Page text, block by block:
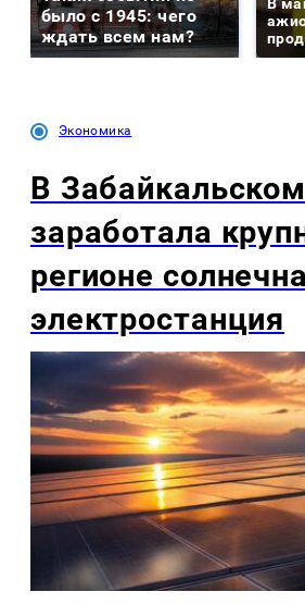
было с 1945: чего
ждать всем нам?
Экономика
В
заработала
регионе
электростанция